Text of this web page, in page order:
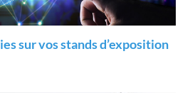
sur vos stands d’exposition